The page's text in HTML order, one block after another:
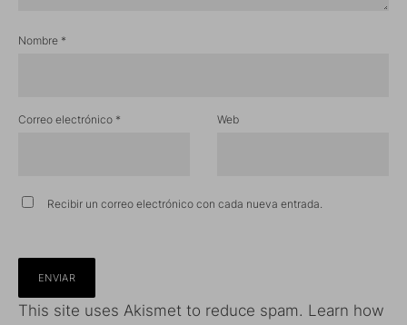
Nombre *
Correo electrónico * Web
Recibir un correo electrónico con cada nueva entrada.
This site uses Akismet to reduce spam. Learn how